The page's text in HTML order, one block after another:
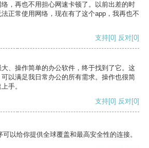
，再也不用担心网速卡顿了。以前出差的时
正常使用网络，现在有了这个app，我再也不
支持[0] 反对[0]
、操作简单的办公软件，终于找到了它。这
以满足我日常办公的所有需求。操作也很简
手。
支持[0] 反对[0]
以给你提供全球覆盖和最高安全性的连接。